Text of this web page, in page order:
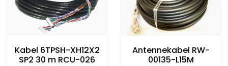
Kabel 6TPSH-XH12X2
SP2 30 m RCU-026
Antennekabel RW-
00135-L15M